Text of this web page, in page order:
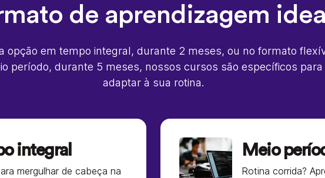
de aprendizagem
opção em tempo integral, durante 2 meses, ou no formato
período, durante 5 meses, nossos cursos são específicos para
adaptar à sua rotina.
integral
mergulhar de cabeça na
Meio
Rotina corrida?